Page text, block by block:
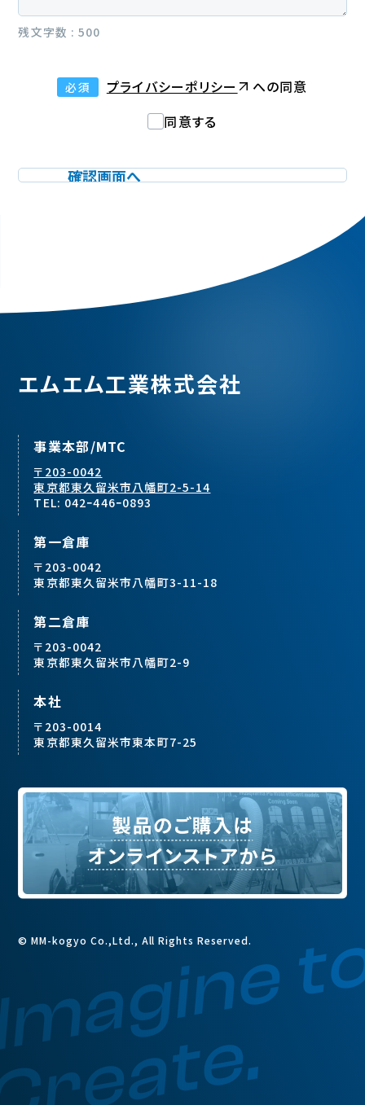
残文字数 :500
必須 プライバシーポリシー
への同意
同意する
エムエム工業株式会社
事業本部/MTC
〒203-0042
東京都東久留米市八幡町2-5-14
TEL: 042ｰ446ｰ0893
第一倉庫
〒203-0042
東京都東久留米市八幡町3-11-18
第二倉庫
〒203-0042
東京都東久留米市八幡町2-9
本社
〒203-0014
東京都東久留米市東本町7-25
© MM-kogyo Co.,Ltd., All Rights Reserved.